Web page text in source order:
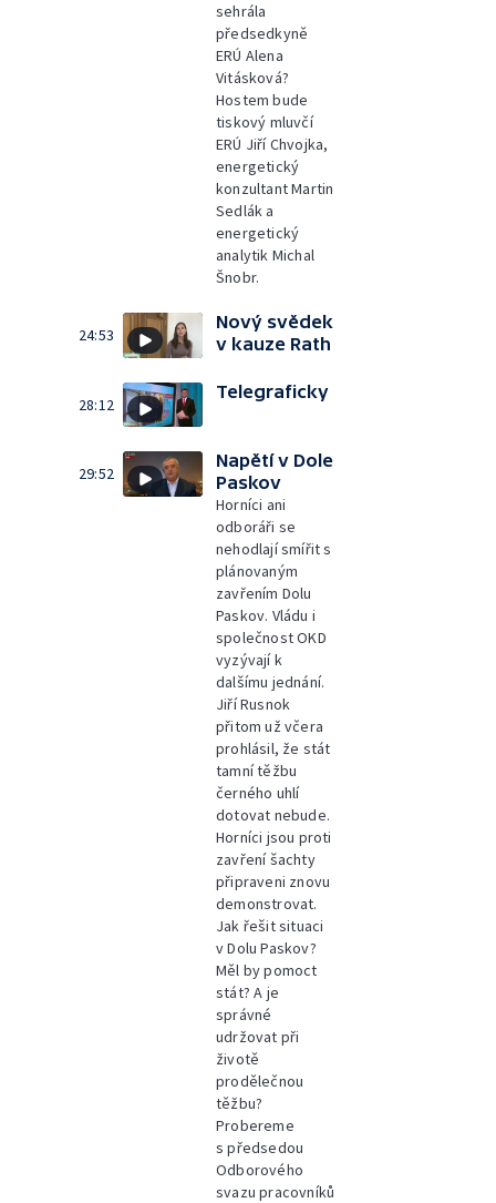
sehrála
předsedkyně
ERÚ Alena
Vitásková?
Hostem bude
tiskový mluvčí
ERÚ Jiří Chvojka,
energetický
konzultant Martin
Sedlák a
energetický
analytik Michal
Šnobr.
24:53
Nový svědek
v kauze Rath
28:12
Telegraficky
29:52
Napětí v Dole
Paskov
Horníci ani
odboráři se
nehodlají smířit s
plánovaným
zavřením Dolu
Paskov. Vládu i
společnost OKD
vyzývají k
dalšímu jednání.
Jiří Rusnok
přitom už včera
prohlásil, že stát
tamní těžbu
černého uhlí
dotovat nebude.
Horníci jsou proti
zavření šachty
připraveni znovu
demonstrovat.
Jak řešit situaci
v Dolu Paskov?
Měl by pomoct
stát? A je
správné
udržovat při
životě
prodělečnou
těžbu?
Probereme
s předsedou
Odborového
svazu pracovníků